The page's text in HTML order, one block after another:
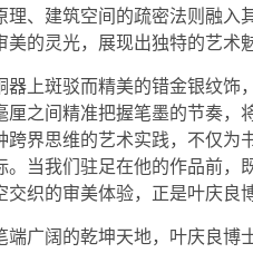
理、建筑空间的疏密法则融入
美的灵光，展现出独特的艺术
器上斑驳而精美的错金银纹饰
厘之间精准把握笔墨的节奏
跨界思维的艺术实践，不仅为
。当我们驻足在他的作品前，
交织的审美体验，正是叶庆良
端广阔的乾坤天地，叶庆良